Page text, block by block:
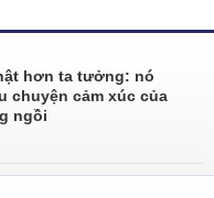
hơn ta tưởng: nó
chuyện cảm xúc của
ngồi